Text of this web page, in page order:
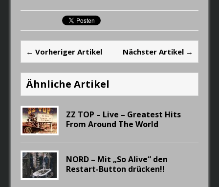
← Vorheriger Artikel Nächster Artikel →
Ähnliche Artikel
ZZ TOP – Live – Greatest Hits
From Around The World
NORD – Mit „So Alive“ den
Restart-Button drücken!!